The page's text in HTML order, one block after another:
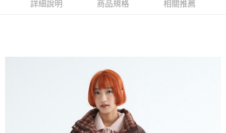
３．安心：先確認商品／服務後，再付款。
【「AFTEE先享後付」結帳流程】
１．於結帳方式選擇「AFTEE先享後付」後，將跳轉至「AFTEE先享後付」
結帳頁面，進行簡訊認證並確認金額後，即可完成結帳。
２．訂單成立數日內，您將收到繳費通知簡訊。
３．收到繳費通知簡訊後14天內，點擊此簡訊中的連結，可透過四大超商／
ATM／網路銀行／等多元方式進行付款，方視為交易完成。
※ 請注意：結帳手續完成當下不需立刻繳費，但若您需要取消訂單，請聯絡
每筆NT$80，滿NT$1,200(含以上)免運費
每筆NT$80，滿NT$1,200(含以上)免運費
詳細說明 商品規格 相關推薦